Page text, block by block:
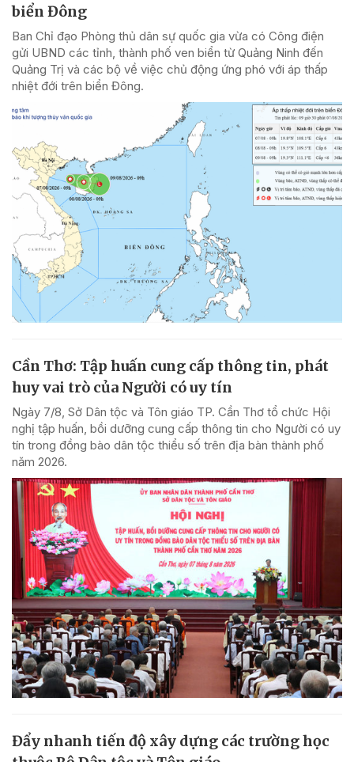
biển Đông
Ban Chỉ đạo Phòng thủ dân sự quốc gia vừa có Công điện
gửi UBND các tỉnh, thành phố ven biển từ Quảng Ninh đến
Quảng Trị và các bộ về việc chủ động ứng phó với áp thấp
nhiệt đới trên biển Đông.
Cần Thơ: Tập huấn cung cấp thông tin, phát
huy vai trò của Người có uy tín
Ngày 7/8, Sở Dân tộc và Tôn giáo TP. Cần Thơ tổ chức Hội
nghị tập huấn, bồi dưỡng cung cấp thông tin cho Người có uy
tín trong đồng bào dân tộc thiểu số trên địa bàn thành phố
năm 2026.
Đẩy nhanh tiến độ xây dựng các trường học